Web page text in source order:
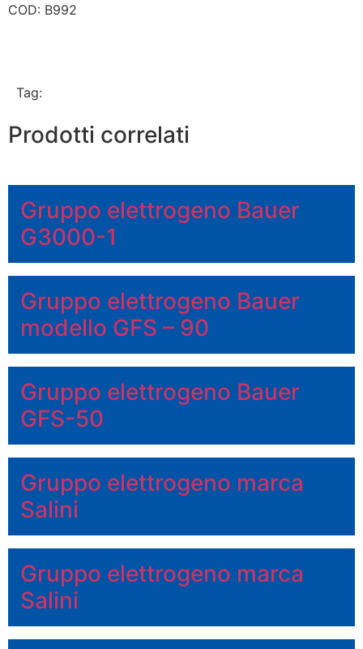
COD: B992
Tag:
Prodotti correlati
Gruppo elettrogeno Bauer
G3000-1
Gruppo elettrogeno Bauer
modello GFS – 90
Gruppo elettrogeno Bauer
GFS-50
Gruppo elettrogeno marca
Salini
Gruppo elettrogeno marca
Salini